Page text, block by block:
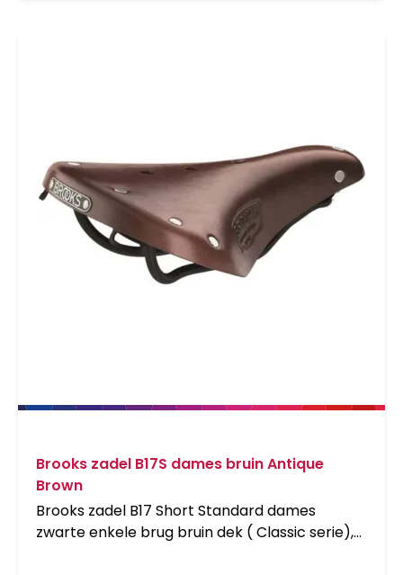
Brooks zadel B17S dames bruin Antique
Brown
Brooks zadel B17 Short Standard dames
zwarte enkele brug bruin dek ( Classic serie),